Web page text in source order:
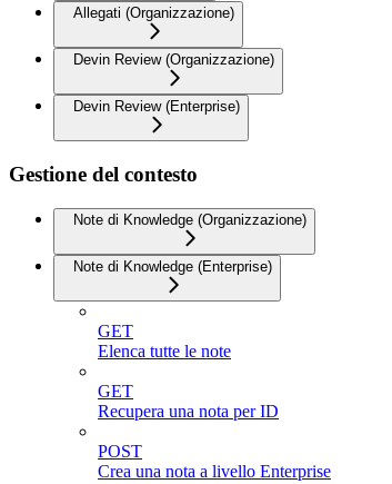
Allegati (Organizzazione)
Devin Review (Organizzazione)
Devin Review (Enterprise)
Gestione del contesto
Note di Knowledge (Organizzazione)
Note di Knowledge (Enterprise)
GET
Elenca tutte le note
GET
Recupera una nota per ID
POST
Crea una nota a livello Enterprise